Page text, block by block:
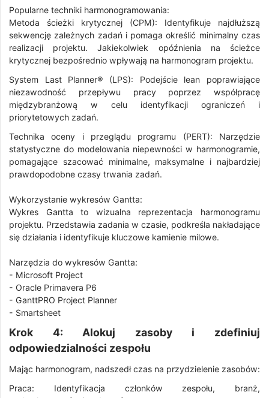
Popularne techniki harmonogramowania:
Metoda ścieżki krytycznej (CPM): Identyfikuje najdłuższą
sekwencję zależnych zadań i pomaga określić minimalny czas
realizacji projektu. Jakiekolwiek opóźnienia na ścieżce
krytycznej bezpośrednio wpływają na harmonogram projektu.
System Last Planner® (LPS): Podejście lean poprawiające
niezawodność przepływu pracy poprzez współpracę
międzybranżową w celu identyfikacji ograniczeń i
priorytetowych zadań.
Technika oceny i przeglądu programu (PERT): Narzędzie
statystyczne do modelowania niepewności w harmonogramie,
pomagające szacować minimalne, maksymalne i najbardziej
prawdopodobne czasy trwania zadań.
Wykorzystanie wykresów Gantta:
Wykres Gantta to wizualna reprezentacja harmonogramu
projektu. Przedstawia zadania w czasie, podkreśla nakładające
się działania i identyfikuje kluczowe kamienie milowe.
Narzędzia do wykresów Gantta:
- Microsoft Project
- Oracle Primavera P6
- GanttPRO Project Planner
- Smartsheet
Krok 4: Alokuj zasoby i zdefiniuj
odpowiedzialności zespołu
Mając harmonogram, nadszedł czas na przydzielenie zasobów:
Praca: Identyfikacja członków zespołu, branż,